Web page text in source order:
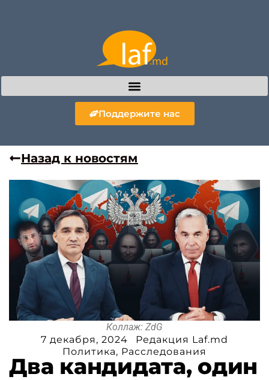
Поддержите нас
Назад к новостям
Коллаж: ZdG
7 декабря, 2024
Редакция Laf.md
Политика, Расследования
Два кандидата, один